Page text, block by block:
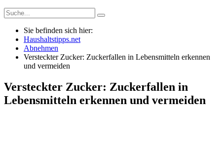
Sie befinden sich hier:
Haushaltstipps.net
Abnehmen
Versteckter Zucker: Zuckerfallen in Lebensmitteln erkennen
und vermeiden
Versteckter Zucker: Zuckerfallen in
Lebensmitteln erkennen und vermeiden